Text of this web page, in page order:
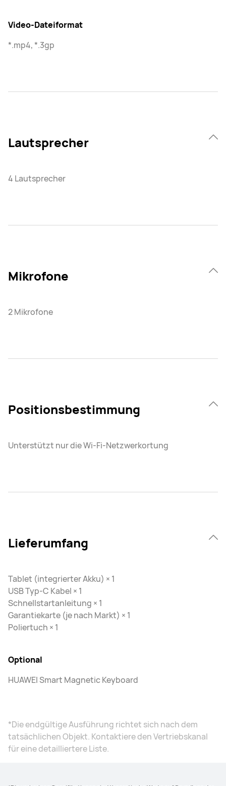
Video-Dateiformat
*.mp4, *.3gp
Lautsprecher
4 Lautsprecher
Mikrofone
2 Mikrofone
Positionsbestimmung
Unterstützt nur die Wi-Fi-Netzwerkortung
Lieferumfang
Tablet (integrierter Akku) × 1
USB Typ-C Kabel × 1
Schnellstartanleitung × 1
Garantiekarte (je nach Markt) × 1
Poliertuch × 1
Optional
HUAWEI Smart Magnetic Keyboard
*Die endgültige Ausführung richtet sich nach dem
tatsächlichen Objekt. Kontaktiere den Vertriebskanal
für eine detailliertere Liste.